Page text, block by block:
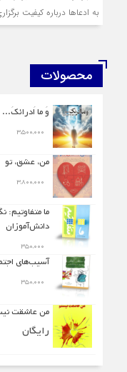
به ادعا‌ها درباره کیفیت
محصولات
وَ ما اَدرائکَ...
من، عشق، تو
ما متفاوتیم:
دانش‌آموزان
آسیب‌های
من عاشقت
رایگان